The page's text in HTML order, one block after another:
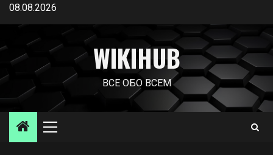
Перейти
содержимому
08.08.2026
WIKIHUB
ВСЕ ОБО ВСЕМ
Основное